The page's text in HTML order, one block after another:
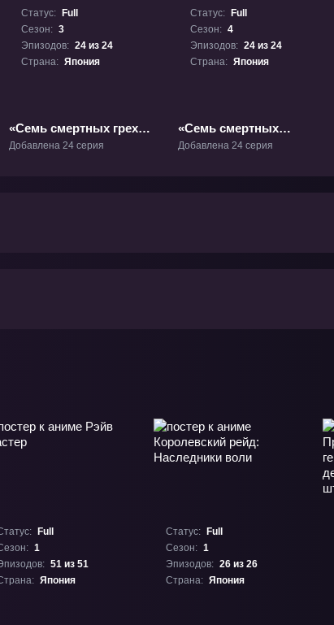
Статус:
Full
Сезон: 3
Эпизодов: 24 из 24
Страна: Япония
«Семь смертных грехов
3» ТВ-3
Добавлена 24 серия
Статус:
Full
Сезон: 4
Эпизодов: 24 из 24
Страна: Япония
«Семь смертных
грехов: Яростное
Добавлена 24 серия
Full
1
51 из 51
Япония
Статус:
Full
Сезон: 1
Эпизодов: 26 из 26
Страна: Япония